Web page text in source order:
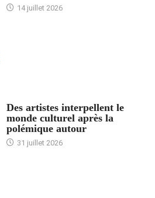
14 juillet 2026
Des artistes interpellent le
monde culturel après la
polémique autour
31 juillet 2026